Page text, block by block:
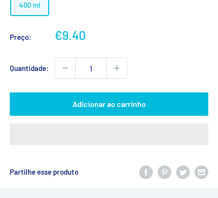
400 ml
Preço:
Preço
€9.40
Quantidade:
Adicionar ao carrinho
Partilhe esse produto